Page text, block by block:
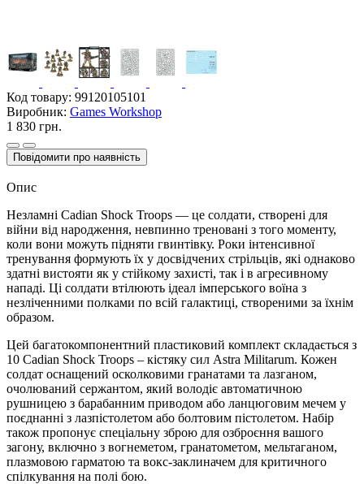
Код товару: 99120105101
Виробник: Games Workshop
1 830 грн.
Повідомити про наявність
Опис
Незламні Cadian Shock Troops — це солдати, створені для
війни від народження, невпинно треновані з того моменту,
коли вони можуть підняти гвинтівку. Роки інтенсивної
тренування формують їх у досвідчених стрільців, які однаково
здатні вистояти як у стійкому захисті, так і в агресивному
нападі. Ці солдати втілюють ідеал імперського воїна з
незліченними полками по всій галактиці, створеними за їхнім
образом.
Цей багатокомпонентний пластиковий комплект складається з
10 Cadian Shock Troops – кістяку сил Astra Militarum. Кожен
солдат оснащений осколковими гранатами та лазганом,
очолюваний сержантом, який володіє автоматичною
рушницею з барабанним приводом або ланцюговим мечем у
поєднанні з лазпістолетом або болтовим пістолетом. Набір
також пропонує спеціальну зброю для озброєння вашого
загону, включно з вогнеметом, гранатометом, мельтаганом,
плазмовою гарматою та вокс-заклиначем для критичного
спілкування на полі бою.